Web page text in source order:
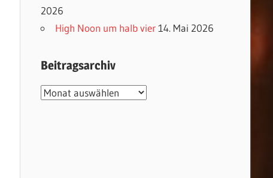
2026
High Noon um halb vier 14. Mai 2026
Beitragsarchiv
Beitragsarchiv